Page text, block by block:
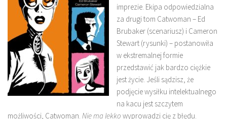
imprezie. Ekipa odpowiedzialna
za drugi tom Catwoman – Ed
Brubaker (scenariusz) i Cameron
Stewart (rysunki) – postanowiła
w ekstremalnej formie
przedstawić jak bardzo ciężkie
jest życie. Jeśli sądzisz, że
podjęcie wysiłku intelektualnego
na kacu jest szczytem
możliwości, Catwoman. Nie ma lekko wyprowadzi cię z błędu.